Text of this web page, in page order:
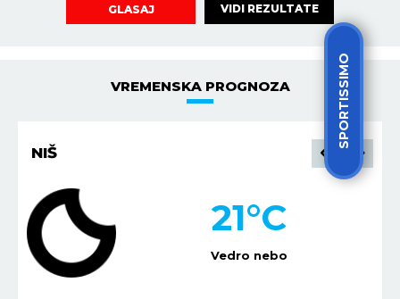
SPORTISSIMO
GLASAJ VIDI REZULTATE
VREMENSKA PROGNOZA
NIŠ
Vedro nebo
21°C